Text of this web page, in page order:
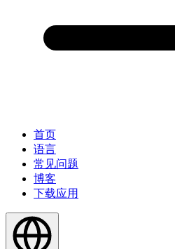
首页
语言
常见问题
博客
下载应用